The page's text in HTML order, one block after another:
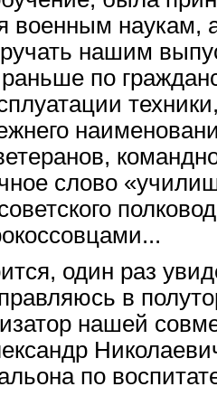
военным
нашим
по
слово
один раз
в
нашей
по